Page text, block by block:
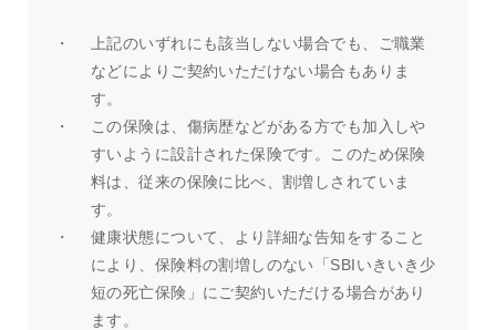
・
上記のいずれにも該当しない場合でも、ご職業
などによりご契約いただけない場合もありま
す。
・
この保険は、傷病歴などがある方でも加入しや
すいように設計された保険です。このため保険
料は、従来の保険に比べ、割増しされていま
す。
・
健康状態について、より詳細な告知をすること
により、保険料の割増しのない「SBIいきいき少
短の死亡保険」にご契約いただける場合があり
ます。